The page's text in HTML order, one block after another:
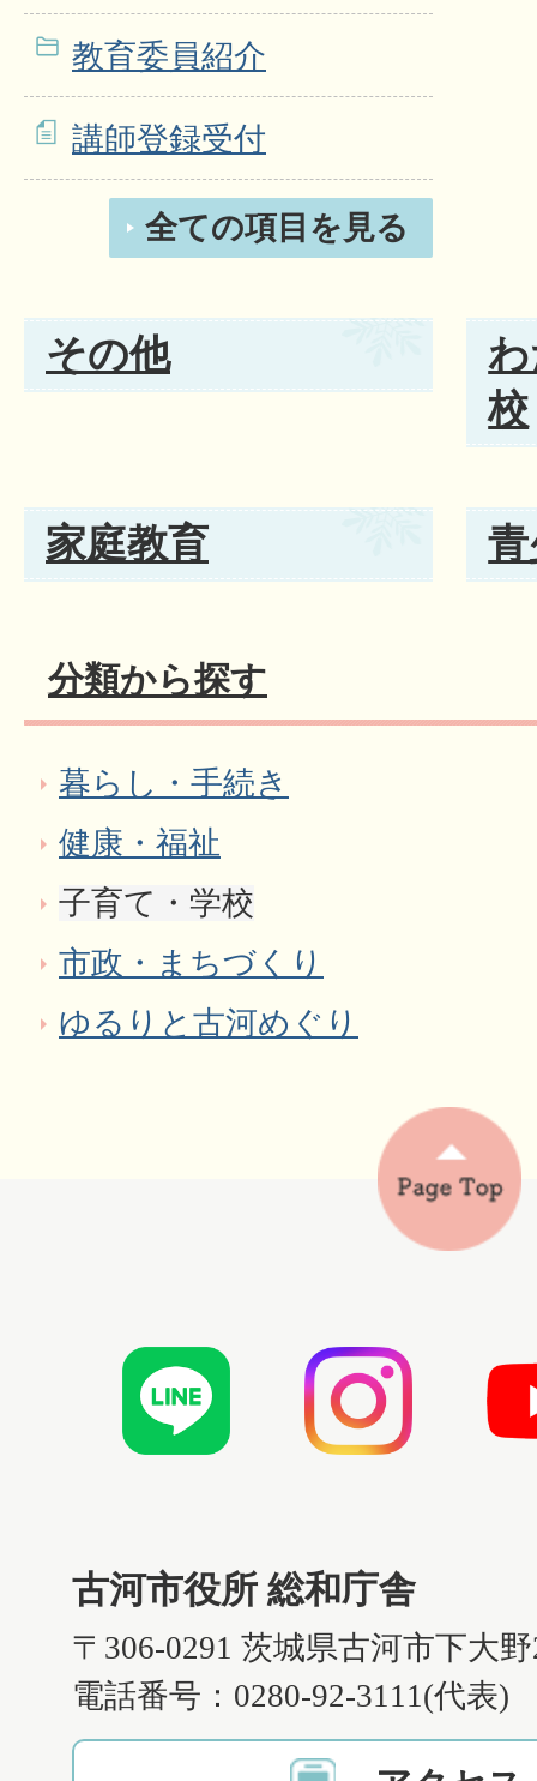
教育委員紹介
講師登録受付
全ての項目を見る
その他
校
家庭教育
分類から探す
暮らし・手続き
健康・福祉
子育て・学校
市政・まちづくり
ゆるりと古河めぐり
古河市役所 総和庁舎
〒306-0291 茨城県古河市下大
電話番号：0280-92-3111(代表)